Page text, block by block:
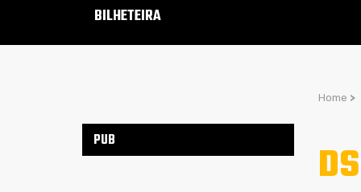
BILHETEIRA
Home >
PUB